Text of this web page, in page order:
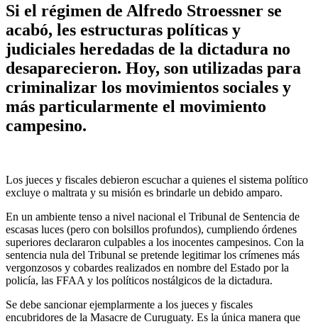
Si el régimen de Alfredo Stroessner se
acabó, les estructuras políticas y
judiciales heredadas de la dictadura no
desaparecieron. Hoy, son utilizadas para
criminalizar los movimientos sociales y
más particularmente el movimiento
campesino.
Los jueces y fiscales debieron escuchar a quienes el sistema político
excluye o maltrata y su misión es brindarle un debido amparo.
En un ambiente tenso a nivel nacional el Tribunal de Sentencia de
escasas luces (pero con bolsillos profundos), cumpliendo órdenes
superiores declararon culpables a los inocentes campesinos. Con la
sentencia nula del Tribunal se pretende legitimar los crímenes más
vergonzosos y cobardes realizados en nombre del Estado por la
policía, las FFAA y los políticos nostálgicos de la dictadura.
Se debe sancionar ejemplarmente a los jueces y fiscales
encubridores de la Masacre de Curuguaty. Es la única manera que